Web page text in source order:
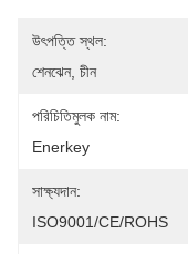
উৎপত্তি স্থল:
শেনঝেন, চীন
পরিচিতিমুলক নাম:
Enerkey
সাক্ষ্যদান:
ISO9001/CE/ROHS